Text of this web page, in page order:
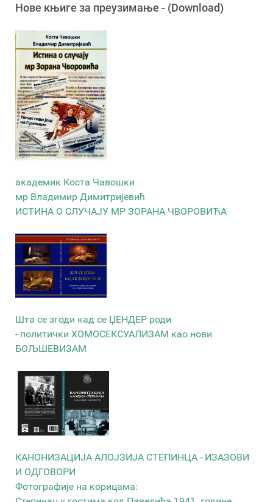
Новe књигe за преузимање - (Download)
академик Коста Чавошки
мр Владимир Димитријевић
ИСТИНА О СЛУЧАЈУ МР ЗОРАНА ЧВОРОВИЋА
Шта се згоди кад се ЏЕНДЕР роди
- политички ХОМОСЕКСУАЛИЗАМ као нови
БОЉШЕВИЗАМ
КАНОНИЗАЦИЈА АЛОЈЗИЈА СТЕПИНЦА - ИЗАЗОВИ
И ОДГОВОРИ
Фотографије на корицама: